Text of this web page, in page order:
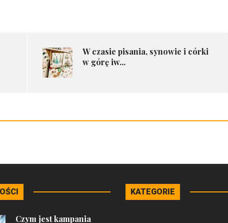
W czasie pisania, synowie i córki
w górę iw...
Czym jest kampania
KATEGORIE